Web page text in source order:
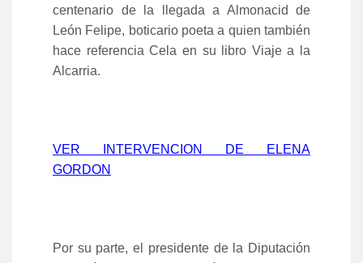
centenario de la llegada a Almonacid de
León Felipe, boticario poeta a quien también
hace referencia Cela en su libro Viaje a la
Alcarria.
VER INTERVENCION DE ELENA
GORDON
Por su parte, el presidente de la Diputación